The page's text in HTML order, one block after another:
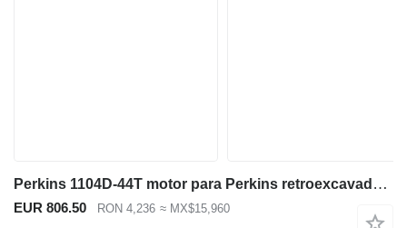
Perkins 1104D-44T motor para Perkins retroexcavadora
EUR 806.50 RON 4,236 ≈ MX$15,960